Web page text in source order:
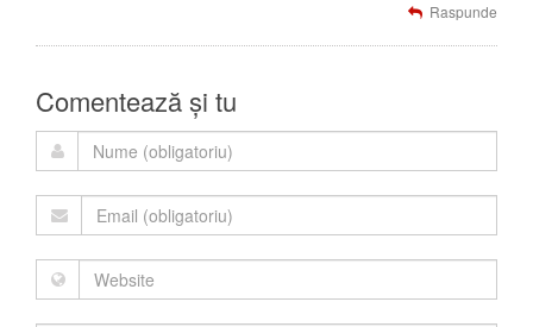
Raspunde
Comentează și tu